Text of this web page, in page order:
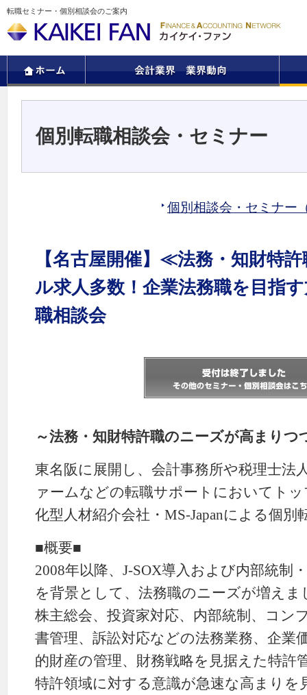
転職セミナー・個別相談会のご案内
個別転職相談会・セミナー
個別相談会・セミナー
【名古屋開催】≪法務・知財特
ル求人多数！企業法務職を目指
職相談会
～法務・知財特許職のニーズが高まりつ
東名阪に展開し、会計事務所や税理士法
ァームなどの転職サポートにおいてト
化型人材紹介会社・MS-Japanによる個別
■概要■
2008年以降、J-SOX導入および内部統制
を背景として、法務職のニーズが増えま
株主総会、投資家対応、内部統制、コン
書管理、訴訟対応などの法務業務、企業
的財産の管理、財務戦略を見据えた特許
特許領域に対する意識が急速な高まりを